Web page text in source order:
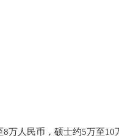
人民币，硕士约5万至10